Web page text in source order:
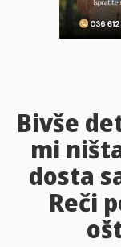
Bivše
mi
dosta
Reči